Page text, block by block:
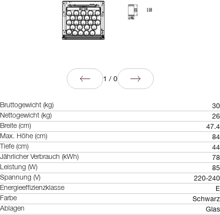
1 / 0
Bruttogewicht (kg) 30
Nettogewicht (kg) 26
Breite (cm) 47.4
Max. Höhe (cm) 84
Tiefe (cm) 44
Jährlicher Verbrauch (kWh) 78
Leistung (W) 85
Spannung (V) 220-240
Energieeffizienzklasse E
Farbe Schwarz
Ablagen Glas